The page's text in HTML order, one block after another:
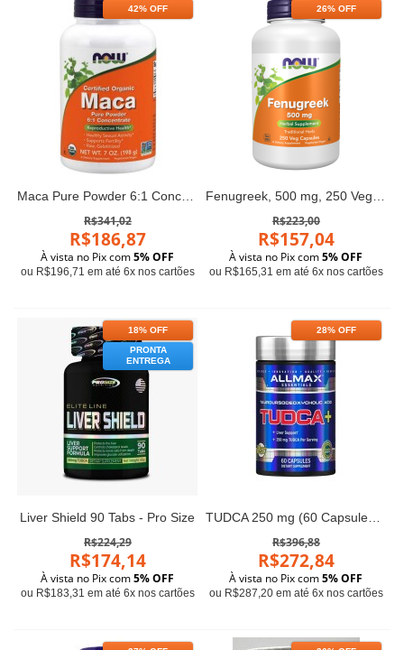
42% OFF
Maca Pure Powder 6:1 Concentrado (198g) - Now Foods
R$341,02
R$186,87
À vista no Pix com5% OFF
ou R$196,71 em até 6x nos cartões
26% OFF
Fenugreek, 500 mg, 250 Veg Capsules Now foods
R$223,00
R$157,04
À vista no Pix com5% OFF
ou R$165,31 em até 6x nos cartões
18% OFF
PRONTA
ENTREGA
Liver Shield 90 Tabs - Pro Size
R$224,29
R$174,14
À vista no Pix com5% OFF
ou R$183,31 em até 6x nos cartões
28% OFF
TUDCA 250 mg (60 Capsules) ALLMax
R$396,88
R$272,84
À vista no Pix com5% OFF
ou R$287,20 em até 6x nos cartões